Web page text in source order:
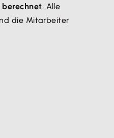
berechnet. Alle
die Mitarbeiter